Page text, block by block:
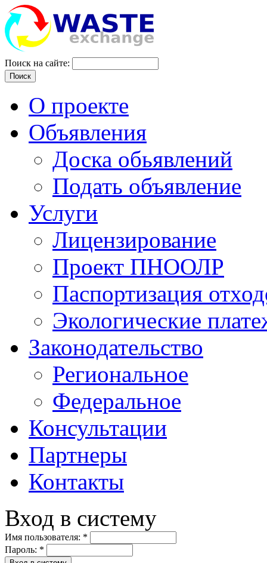
Поиск на сайте:
Поиск
О проекте
Объявления
Доска обьявлений
Подать объявление
Услуги
Лицензирование
Проект ПНООЛР
Паспортизация
Экологические
Законодательство
Региональное
Федеральное
Консультации
Партнеры
Контакты
Вход в систему
Имя пользователя: *
Пароль: *